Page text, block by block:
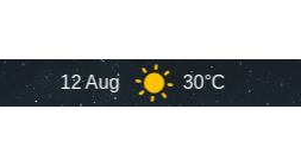
12 Aug 30°C 13